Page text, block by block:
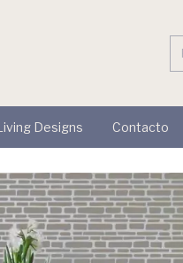
Designs Contacto